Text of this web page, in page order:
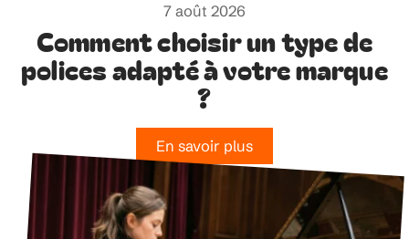
7 août 2026
Comment choisir un type de
polices adapté à votre marque
?
En savoir plus